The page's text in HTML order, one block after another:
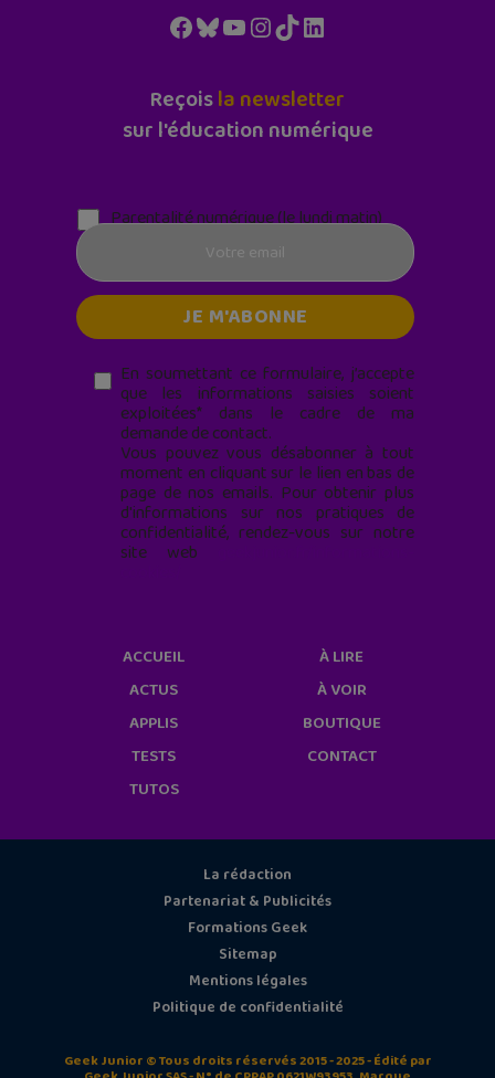
Facebook
Bluesky
YouTube
Instagram
TikTokLinkedIn
Reçoisla newsletter
sur l'éducation numérique
Parentalité numérique (le lundi matin)
En soumettant ce formulaire, j’accepte
que les informations saisies soient
exploitées* dans le cadre de ma
demande de contact.
Vous pouvez vous désabonner à tout
moment en cliquant sur le lien en bas de
page de nos emails. Pour obtenir plus
d'informations sur nos pratiques de
confidentialité, rendez-vous sur notre
site web
ACCUEIL
ACTUS
APPLIS
TESTS
TUTOS
À LIRE
À VOIR
BOUTIQUE
CONTACT
La rédaction
Partenariat & Publicités
Formations Geek
Sitemap
Mentions légales
Politique de confidentialité
Geek Junior © Tous droits réservés 2015 - 2025 - Édité par